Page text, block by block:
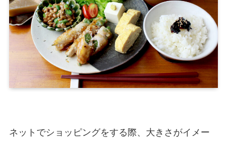
ネットでショッピングをする際、大きさがイメー